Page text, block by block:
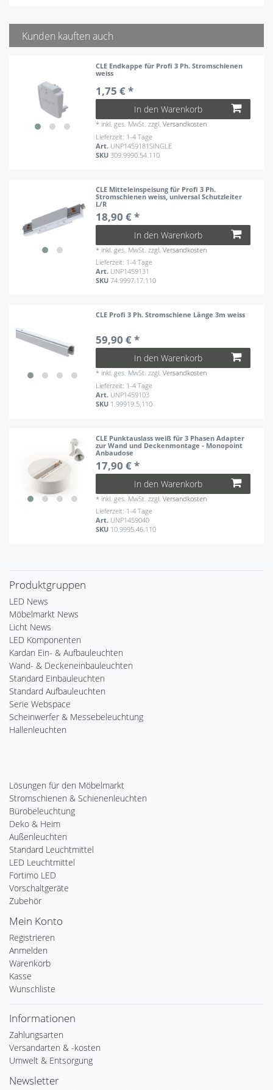
Kunden kauften auch
CLE Endkappe für Profi 3 Ph. Stromschienen
weiss
1,75 € *
In den Warenkorb
* inkl. ges. MwSt. zzgl.Versandkosten
Lieferzeit: 1-4 Tage
Art. UNP1459181SINGLE
SKU 309.9990.54.110
CLE Mitteleinspeisung für Profi 3 Ph.
Stromschienen weiss, universal Schutzleiter
L/R
18,90 € *
In den Warenkorb
* inkl. ges. MwSt. zzgl.Versandkosten
Lieferzeit: 1-4 Tage
Art. UNP1459131
SKU74.9997.17.110
CLE Profi 3 Ph. Stromschiene Länge 3m weiss
59,90 € *
In den Warenkorb
* inkl. ges. MwSt. zzgl.Versandkosten
Lieferzeit: 1-4 Tage
Art. UNP1459103
SKU 1.99919.5.110
CLE Punktauslass weiß für 3 Phasen Adapter
zur Wand und Deckenmontage - Monopoint
Anbaudose
17,90 € *
In den Warenkorb
* inkl. ges. MwSt. zzgl.Versandkosten
Lieferzeit: 1-4 Tage
Art. UNP1459040
SKU 10.9995.46.110
Produktgruppen
LED News
Möbelmarkt News
Licht News
LED Komponenten
Kardan Ein- & Aufbauleuchten
Wand- & Deckeneinbauleuchten
Standard Einbauleuchten
Standard Aufbauleuchten
Serie Webspace
Scheinwerfer & Messebeleuchtung
Hallenleuchten
Lösungen für den Möbelmarkt
Stromschienen & Schienenleuchten
Bürobeleuchtung
Deko & Heim
Außenleuchten
Standard Leuchtmittel
LED Leuchtmittel
Fortimo LED
Vorschaltgeräte
Zubehör
Mein Konto
Registrieren
Anmelden
Warenkorb
Kasse
Wunschliste
Informationen
Zahlungsarten
Versandarten & -kosten
Umwelt & Entsorgung
Newsletter